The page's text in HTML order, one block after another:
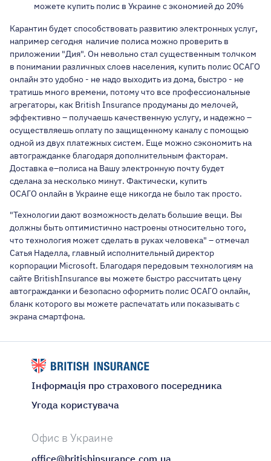
можете купить полис в Украине с экономией до 20%
Карантин будет способствовать развитию электронных услуг,
например сегодня наличие полиса можно проверить в
приложении "Дия". Он невольно стал существенным толчком
в понимании различных слоев населения, купить полис ОСАГО
онлайн это удобно - не надо выходить из дома, быстро - не
тратишь много времени, потому что все профессиональные
агрегаторы, как British Insurance продуманы до мелочей,
эффективно – получаешь качественную услугу, и надежно –
осуществляешь оплату по защищенному каналу с помощью
одной из двух платежных систем. Еще можносэкономить на
автогражданке благодаря дополнительным факторам.
Доставка е–полиса на Вашу электронную почту будет
сделана за несколько минут. Фактически, купить
ОСАГО онлайн в Украине еще никогда не было так просто.
"Технологии дают возможность делать большие вещи. Вы
должны быть оптимистично настроены относительно того,
что технология может сделать в руках человека" – отмечал
Сатья Наделла, главный исполнительный директор
корпорации Microsoft. Благодаря передовым технологиям на
сайте BritishInsurance вы можете быстро рассчитать цену
автогражданки и безопасно оформить полис ОСАГО онлайн,
бланк которого вы можете распечатать или показывать с
экрана смартфона.
Інформація про страхового посередника
Угода користувача
Офис в Украине